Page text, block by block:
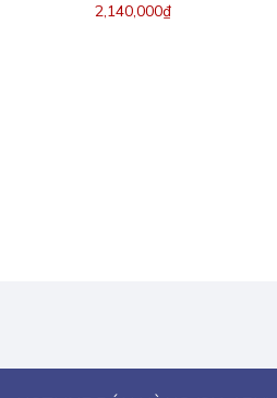
Chân Inox
2,140,000₫